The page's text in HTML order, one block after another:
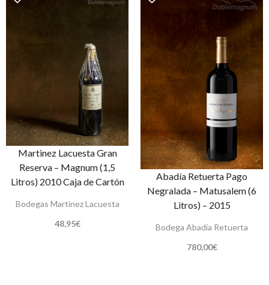
Martinez Lacuesta Gran
Reserva – Magnum (1,5
Litros) 2010 Caja de Cartón
Bodegas Martinez Lacuesta
48,95€
Abadía Retuerta Pago
Negralada – Matusalem (6
Litros) – 2015
Bodega Abadía Retuerta
780,00€